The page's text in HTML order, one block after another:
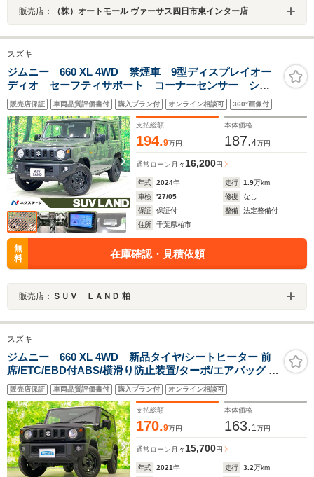
販売店： （株）オートモール ヴァーサス四日市東インター店
スズキ
ジムニー 660 XL 4WD 禁煙車 9型ディスプレイオー
ディオ セーフティサポート コーナーセンサー シー
トヒーター スマートキー ビルトインETC 純正16イ
ンチアルミ オートハイビーム ダウンヒルアシスト
オートエアコン
販売店保証 車両品質評価書付 購入プラン付 オンライン相談可 360°画像付
支払総額
194.9万円
本体価格
187.4万円
通常ローン 月々 16,200円
年式 2024年 走行 1.9万km
車検
'27/05 修復
なし
保証
保証付 整備
法定整備付
住所
千葉県柏市
無
料
在庫確認・見積依頼
販売店： ＳＵＶ ＬＡＮＤ 柏
スズキ
ジムニー 660 XL 4WD 新品タイヤ/シートヒーター 前
席/ETC/EBD付ABS/横滑り防止装置/ターボ/エアバッグ サ
イド/衝突安全ボディ/パワーウインドウ/エンジンスタート
ボタン/キーレススタートシステム/オートエアコン
販売店保証 車両品質評価書付 購入プラン付 オンライン相談可
支払総額
170.9万円
本体価格
163. 1万円
通常ローン 月々15,700円
年式 2021年 走行 3.2万km